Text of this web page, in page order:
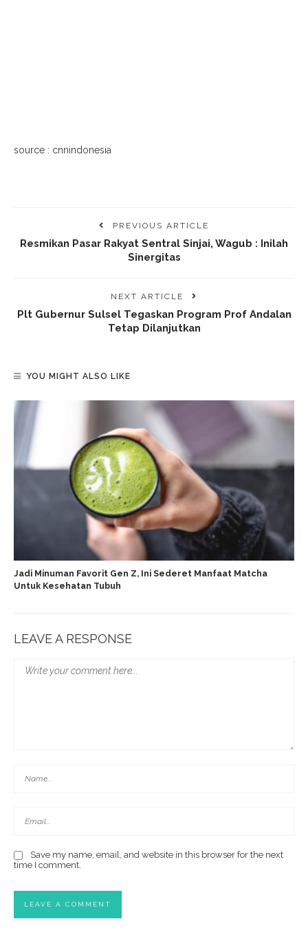
source : cnnindonesia
PREVIOUS ARTICLE
Resmikan Pasar Rakyat Sentral Sinjai, Wagub : Inilah
Sinergitas
NEXT ARTICLE
Plt Gubernur Sulsel Tegaskan Program Prof Andalan
Tetap Dilanjutkan
YOU MIGHT ALSO LIKE
Jadi Minuman Favorit Gen Z, Ini Sederet Manfaat Matcha
Untuk Kesehatan Tubuh
LEAVE A RESPONSE
Save my name, email, and website in this browser for the next
time I comment.